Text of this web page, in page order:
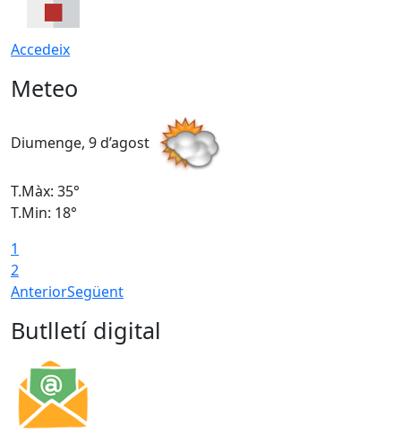
Accedeix
Meteo
Diumenge, 9 d’agost
T.Màx: 35°
T.Min: 18°
1
2
AnteriorSegüent
Butlletí digital